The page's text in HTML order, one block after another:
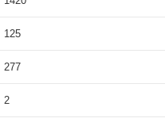
ンジ
125
277
2